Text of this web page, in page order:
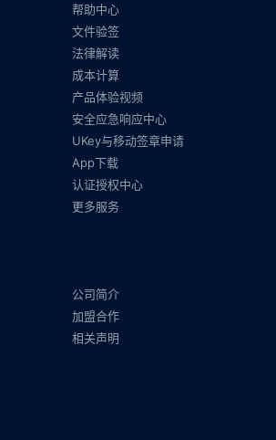
帮助中心
文件验签
法律解读
成本计算
产品体验视频
安全应急响应中心
UKey与移动签章申请
App下载
认证授权中心
更多服务
公司简介
加盟合作
相关声明